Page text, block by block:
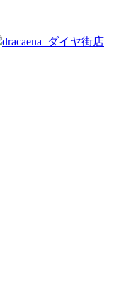
dracaena_ダイヤ街店